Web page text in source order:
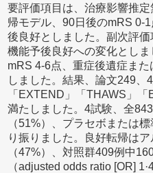
要評価項目は、治療影響推
帰モデル、90日後のmRS 0-
後良好としました。副次評価
機能予後良好への変化とし
mRS 4-6点、重症後遺症ま
しました。結果、論文249、
「EXTEND」「THAWS」
満たしました。4試験、全
（51%）、プラセボまたは
り振りました。良好転帰は
（47%）、対照群409例中
（adjusted odds ratio [OR]